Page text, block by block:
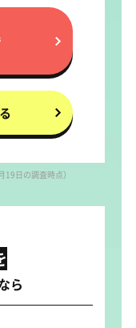
日の調査時点）
ら